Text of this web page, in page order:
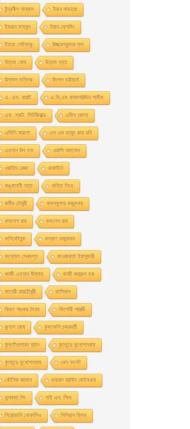
ইন্দ্রনীল সান্যাল ইভন নাভারাে
ইমরান মাহমুদ ইয়ান ফ্লেমিং
ইহারা সেইকাকু উজ্জ্বলকুমার দাস
উত্তম ঘােষ উত্তম দত্ত
উল্লাস মল্লিক উৎপল ভট্টাচার্য
এ. এস. বায়াট এ.বি.এম কামালউদ্দিন শামীম
এফ. স্কট. ফিটজিরাল্ড এমিল জোলা
এমিলি বারলো এস এম মাসুদ রানা রবি
এহসান উল হক ওয়াসি আহমেদ
ওয়াহিদ রেজা ওয়েস্টার্ন
কঙ্কাবতী দত্ত কবিতা সিংহ
কবীর চৌধুরী কমলকুমার মজুমদার
কমলেশ রায় কমলেশ রায়
কলিকৌতুক কল্যাণ মজুমদার
কল্লোল সেনগুপ্ত কাওয়াবাতা ইয়াসুমারী
কাজী এহসান উল্লাহ কাজী জহুরুল হক
কাবেরী রায়চৌধুরী কালিদাস
কিরণ শঙ্কর মৈত্র কিশোরী শাস্ত্রী
কুণাল ঘোষ কৃষ্ণকলি চক্রবর্তী
কৃষ্ণদ্বৈপায়ন ব্যাস কৃষ্ণেন্দু মুখােপাধ্যায়
কৃষ্ণেন্দু মুখোপাধ্যায় কেন ফলেট
কৌশিক জামান ক্যারল ব্রাউন জেইনওয়ে
খুশবন্ত সিং গাই এন. স্মিথ
গিয়ােভানি বােকাসিও গিলিয়ান ফ্লিন